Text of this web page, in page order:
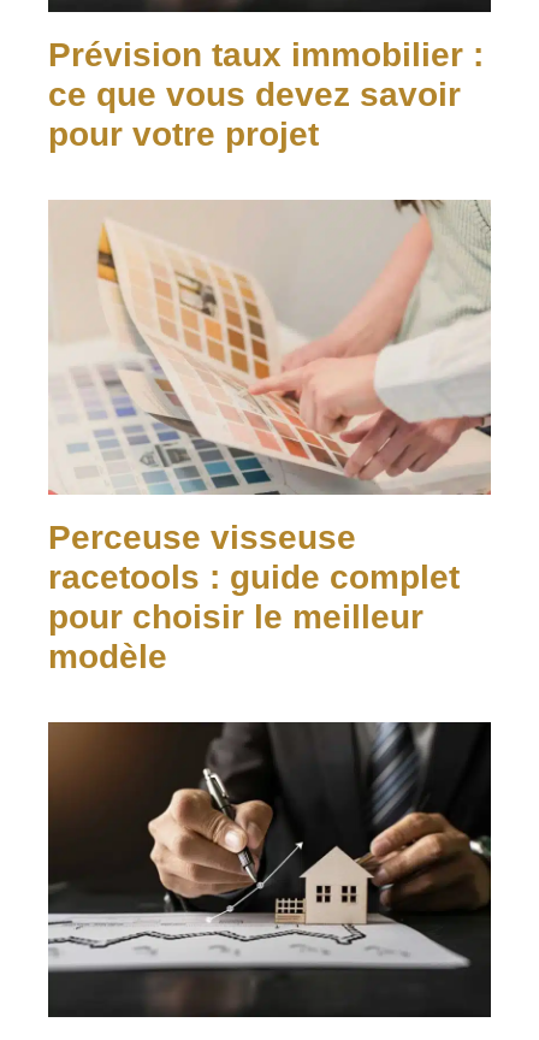
Prévision taux immobilier :
ce que vous devez savoir
pour votre projet
Perceuse visseuse
racetools : guide complet
pour choisir le meilleur
modèle